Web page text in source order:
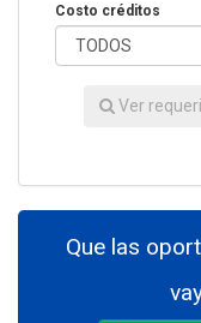
Costo créditos
Ver
Que las